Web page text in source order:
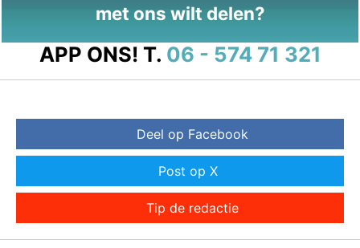
met ons wilt delen?
APP ONS! T. 06 - 574 71 321
Deel op Facebook
Post op X
Tip de redactie